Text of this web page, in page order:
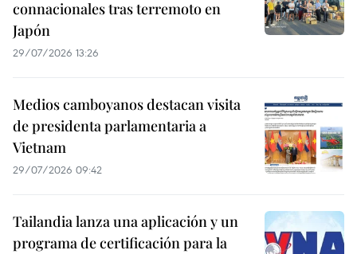
connacionales tras terremoto en
Japón
29/07/2026 13:26
Medios camboyanos destacan visita
de presidenta parlamentaria a
Vietnam
29/07/2026 09:42
Tailandia lanza una aplicación y un
programa de certificación para la